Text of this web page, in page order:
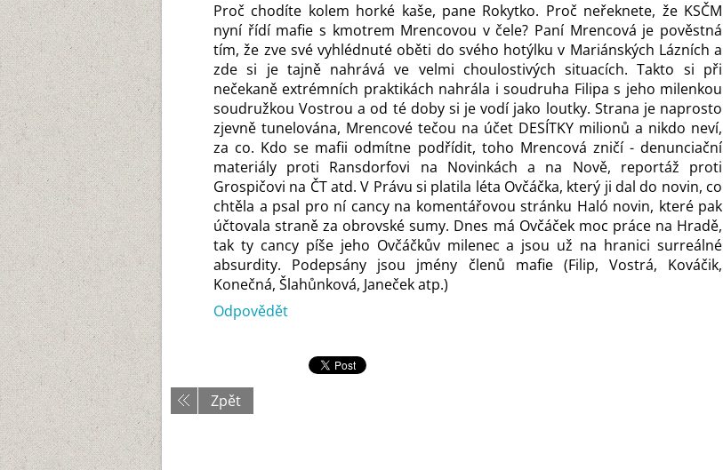
Proč chodíte kolem horké kaše, pane Rokytko. Proč neřeknete, že KSČM
nyní řídí mafie s kmotrem Mrencovou v čele? Paní Mrencová je pověstná
tím, že zve své vyhlédnuté oběti do svého hotýlku v Mariánských Lázních a
zde si je tajně nahrává ve velmi choulostivých situacích. Takto si při
nečekaně extrémních praktikách nahrála i soudruha Filipa s jeho milenkou
soudružkou Vostrou a od té doby si je vodí jako loutky. Strana je naprosto
zjevně tunelována, Mrencové tečou na účet DESÍTKY milionů a nikdo neví,
za co. Kdo se mafii odmítne podřídit, toho Mrencová zničí - denunciační
materiály proti Ransdorfovi na Novinkách a na Nově, reportáž proti
Grospičovi na ČT atd. V Právu si platila léta Ovčáčka, který ji dal do novin, co
chtěla a psal pro ní cancy na komentářovou stránku Haló novin, které pak
účtovala straně za obrovské sumy. Dnes má Ovčáček moc práce na Hradě,
tak ty cancy píše jeho Ovčáčkův milenec a jsou už na hranici surreálné
absurdity. Podepsány jsou jmény členů mafie (Filip, Vostrá, Kováčik,
Konečná, Šlahůnková, Janeček atp.)
Odpovědět
Zpět